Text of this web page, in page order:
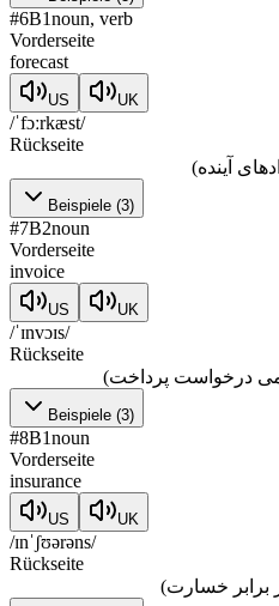
#6B1noun, verb
Vorderseite
forecast
US UK
/ˈfɔːrkæst/
Rückseite
آینده)
Beispiele (3)
#7B2noun
Vorderseite
invoice
US UK
/ˈɪnvɔɪs/
Rückseite
درخواست پرداخت)
Beispiele (3)
#8B1noun
Vorderseite
insurance
US UK
/ɪnˈʃʊərəns/
Rückseite
برابر خسارت)